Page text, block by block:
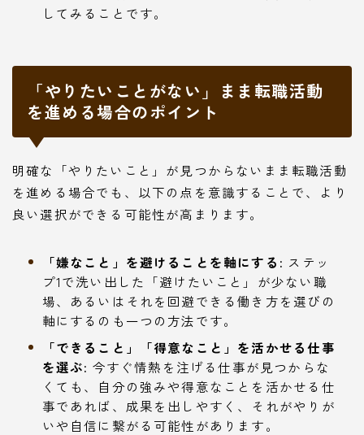
してみることです。
「やりたいことがない」まま転職活動
を進める場合のポイント
明確な「やりたいこと」が見つからないまま転職活動
を進める場合でも、以下の点を意識することで、より
良い選択ができる可能性が高まります。
「嫌なこと」を避けることを軸にする: ステッ
プ1で洗い出した「避けたいこと」が少ない職
場、あるいはそれを回避できる働き方を選びの
軸にするのも一つの方法です。
「できること」「得意なこと」を活かせる仕事
を選ぶ: 今すぐ情熱を注げる仕事が見つからな
くても、自分の強みや得意なことを活かせる仕
事であれば、成果を出しやすく、それがやりが
いや自信に繋がる可能性があります。